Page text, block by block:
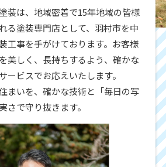
装は、地域密着で15年地域の皆様
る塗装専門店として、羽村市を中
工事を手がけております。お客様
美しく、長持ちするよう、確かな
ービスでお応えいたします。
まいを、確かな技術と「毎日の写
さで守り抜きます。